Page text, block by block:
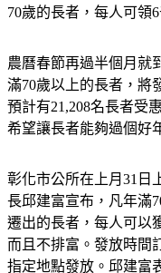
滿70歲以上的長者，將
預計有21,208名長者受
希望讓長者能夠過個好
長邱建富宣布，凡年滿
遷出的長者，每人可以
而且不排富。發放時間
指定地點發放。邱建富
元，但都是市公所的預